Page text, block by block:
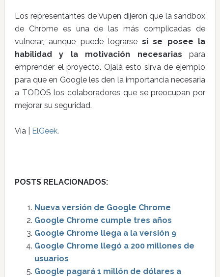
Los representantes de Vupen dijeron que la sandbox
de Chrome es una de las más complicadas de
vulnerar, aunque puede lograrsesi se posee la
habilidad y la motivación necesarias para
emprender el proyecto. Ojalá esto sirva de ejemplo
para que en Google les den la importancia necesaria
a TODOS los colaboradores que se preocupan por
mejorar su seguridad.
Vía | ElGeek.
POSTS RELACIONADOS:
Nueva versión de Google Chrome
Google Chrome cumple tres años
Google Chrome llega a la versión 9
Google Chrome llegó a 200 millones de
usuarios
Google pagará 1 millón de dólares a